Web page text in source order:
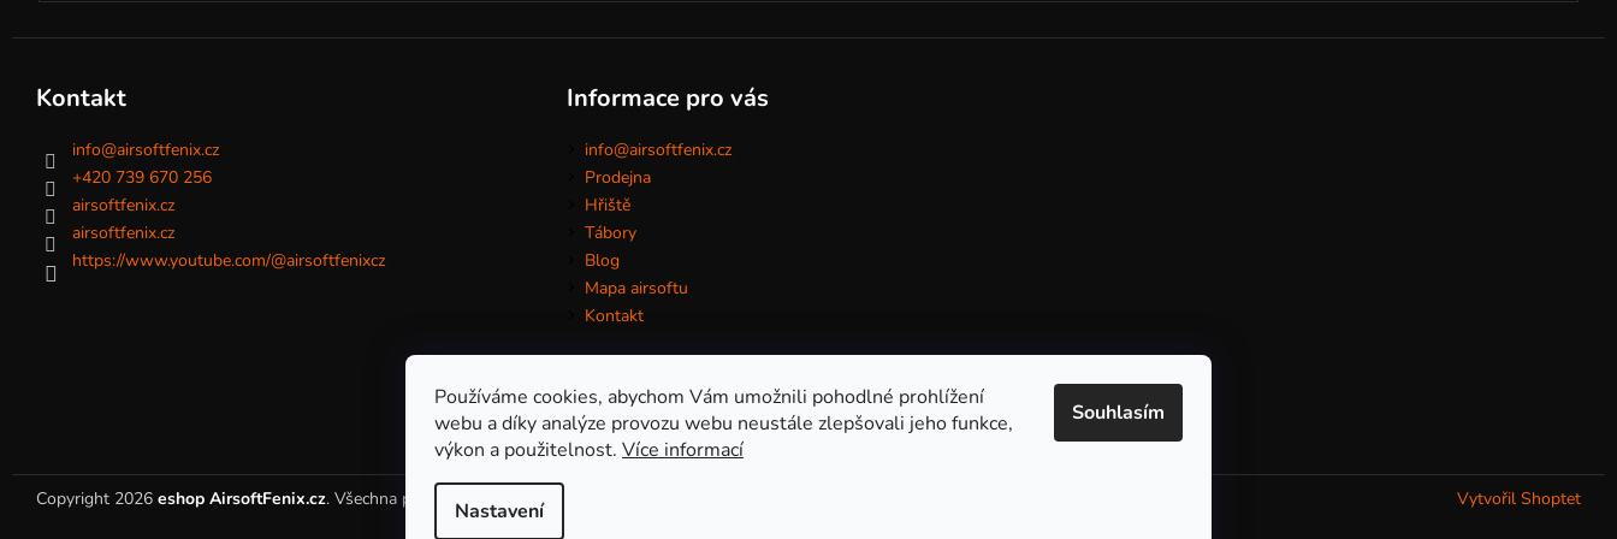
Používáme cookies, abychom Vám umožnili pohodlné prohlížení
webu a díky analýze provozu webu neustále zlepšovali jeho funkce,
výkon a použitelnost. Více informací
Nastavení
Souhlasím
Kontakt
info@airsoftfenix.cz
+420 739 670 256
airsoftfenix.cz
airsoftfenix.cz
https://www.youtube.com/@airsoftfenixcz
Informace pro vás
info@airsoftfenix.cz
Prodejna
Hřiště
Tábory
Blog
Mapa airsoftu
Kontakt
Obchodní podmínky
Vytvořil Shoptet
Copyright 2026 eshop AirsoftFenix.cz. Všechna práva vyhrazena.